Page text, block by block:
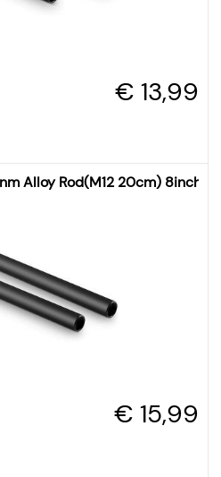
€ 13,99
Alloy Rod(M12 20cm) 8inch
€ 15,99